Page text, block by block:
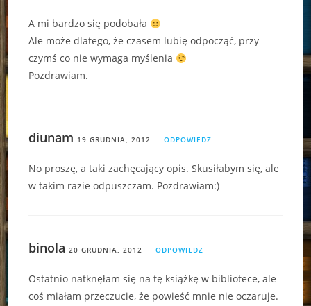
A mi bardzo się podobała
Ale może dlatego, że czasem lubię odpocząć, przy
czymś co nie wymaga myślenia
Pozdrawiam.
diunam 19 GRUDNIA, 2012 ODPOWIEDZ
No proszę, a taki zachęcający opis. Skusiłabym się, ale
w takim razie odpuszczam. Pozdrawiam:)
binola 20 GRUDNIA, 2012 ODPOWIEDZ
Ostatnio natknęłam się na tę książkę w bibliotece, ale
coś miałam przeczucie, że powieść mnie nie oczaruje.